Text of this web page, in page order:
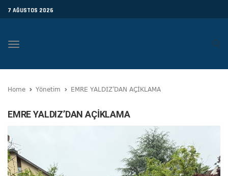
7 AĞUSTOS 2026
Toggle
Home Yönetim EMRE YALDIZ’DAN AÇİKLAMA
EMRE YALDIZ’DAN AÇİKLAMA